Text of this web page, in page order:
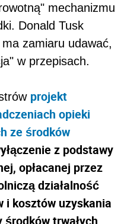
mechanizmu
Donald Tusk
zamiaru udawać,
w przepisach.
projekt
opieki
ze środków
z podstawy
opłacanej przez
działalność
i kosztów uzyskania
trwałych,